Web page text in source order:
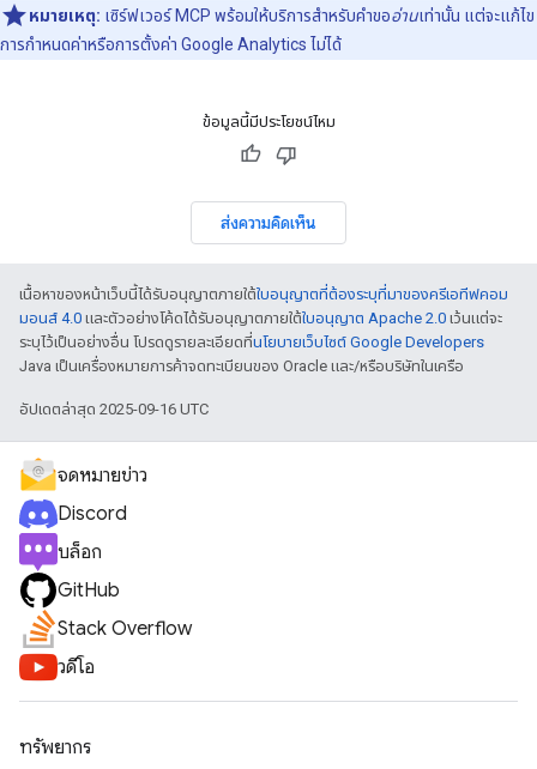
หมายเหตุ: เซิร์ฟเวอร์ MCP พร้อมให้บริการสำหรับคำขออ่านเท่านั้น แต่จะแก้ไข
การกำหนดค่าหรือการตั้งค่า Google Analytics ไม่ได้
ข้อมูลนี้มีประโยชน์ไหม
ส่งความคิดเห็น
เนื้อหาของหน้าเว็บนี้ได้รับอนุญาตภายใต้ใบอนุญาตที่ต้องระบุที่มาของครีเอทีฟคอม
มอนส์ 4.0 และตัวอย่างโค้ดได้รับอนุญาตภายใต้ใบอนุญาต Apache 2.0 เว้นแต่จะ
ระบุไว้เป็นอย่างอื่น โปรดดูรายละเอียดที่นโยบายเว็บไซต์ Google Developers
Java เป็นเครื่องหมายการค้าจดทะเบียนของ Oracle และ/หรือบริษัทในเครือ
อัปเดตล่าสุด 2025-09-16 UTC
จดหมายข่าว
Discord
บล็อก
GitHub
Stack Overflow
วิดีโอ
ทรัพยากร